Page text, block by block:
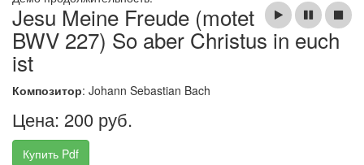
Jesu Meine Freude (motet
BWV 227) So aber Christus in euch
ist
Композитор: Johann Sebastian Bach
Цена: 200 руб.
Купить Pdf